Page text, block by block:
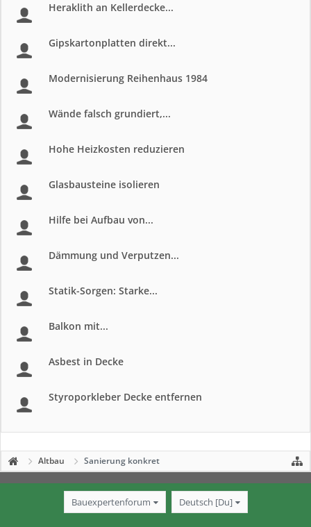
Heraklith an Kellerdecke...
Gipskartonplatten direkt...
Modernisierung Reihenhaus 1984
Wände falsch grundiert,...
Hohe Heizkosten reduzieren
Glasbausteine isolieren
Hilfe bei Aufbau von...
Dämmung und Verputzen...
Statik-Sorgen: Starke...
Balkon mit...
Asbest in Decke
Styroporkleber Decke entfernen
Altbau Sanierung konkret
Bauexpertenforum Deutsch [Du]